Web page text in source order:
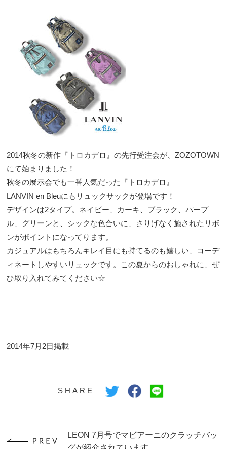
2014秋冬の新作『トロカデロ』の先行受注会が、ZOZOTOWN
にて始まりました ！
秋冬の展示会でも一番人気だった『トロカデロ』
LANVIN en Bleuにもリュックサックが登場です！
デザインは2タイプ。ネイビー、カーキ、ブラック、パープ
ル、グリーンと、シックな色合いに、さりげなく施されたリボ
ンがポイントになってります。
カジュアルはもちろんキレイ目にも持てるのも嬉しい、コーデ
ィネートしやすいリュックです。この夏からのおしゃれに、ぜ
ひ取り入れてみてください☆
2014年7月2日掲載
SHARE
LEON 7月号でマビアーニのクラッチバッ